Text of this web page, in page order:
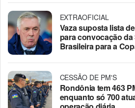
EXTRAOFICIAL
Vaza suposta lista
para convocação da
Brasileira para a
CESSÃO DE PM'S
Rondônia tem 463
enquanto só 700